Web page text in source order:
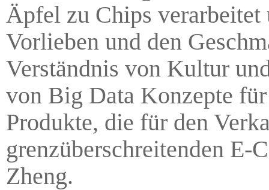
Äpfel zu Chips
Vorlieben und den
Verständnis von Kultur
von Big Data Konzepte
Produkte, die für den
grenzüberschreitenden E-
Zheng.